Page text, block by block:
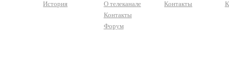
История
О телеканале
Контакты
Форум
Контакты